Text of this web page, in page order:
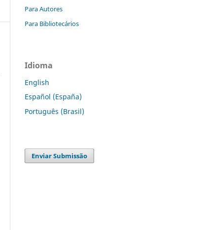
Para Autores
Para Bibliotecários
Idioma
English
Español (España)
Português (Brasil)
Enviar Submissão